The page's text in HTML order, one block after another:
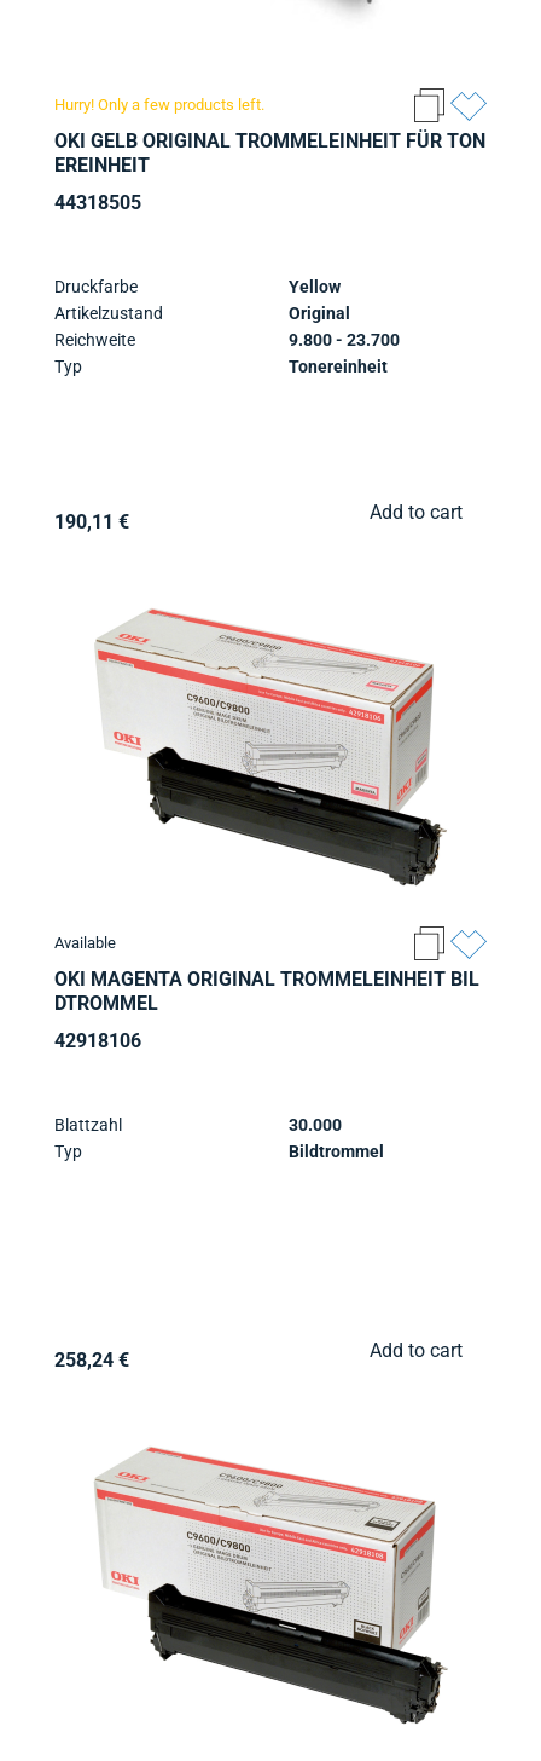
Hurry! Only a few products left.
OKI GELB ORIGINAL TROMMELEINHEIT FÜR TON
EREINHEIT
44318505
Druckfarbe
Artikelzustand
Reichweite
Typ
Yellow
Original
9.800 - 23.700
Tonereinheit
190,11 € Add to cart
Available
OKI MAGENTA ORIGINAL TROMMELEINHEIT BIL
DTROMMEL
42918106
Blattzahl
Typ
30.000
Bildtrommel
258,24 € Add to cart